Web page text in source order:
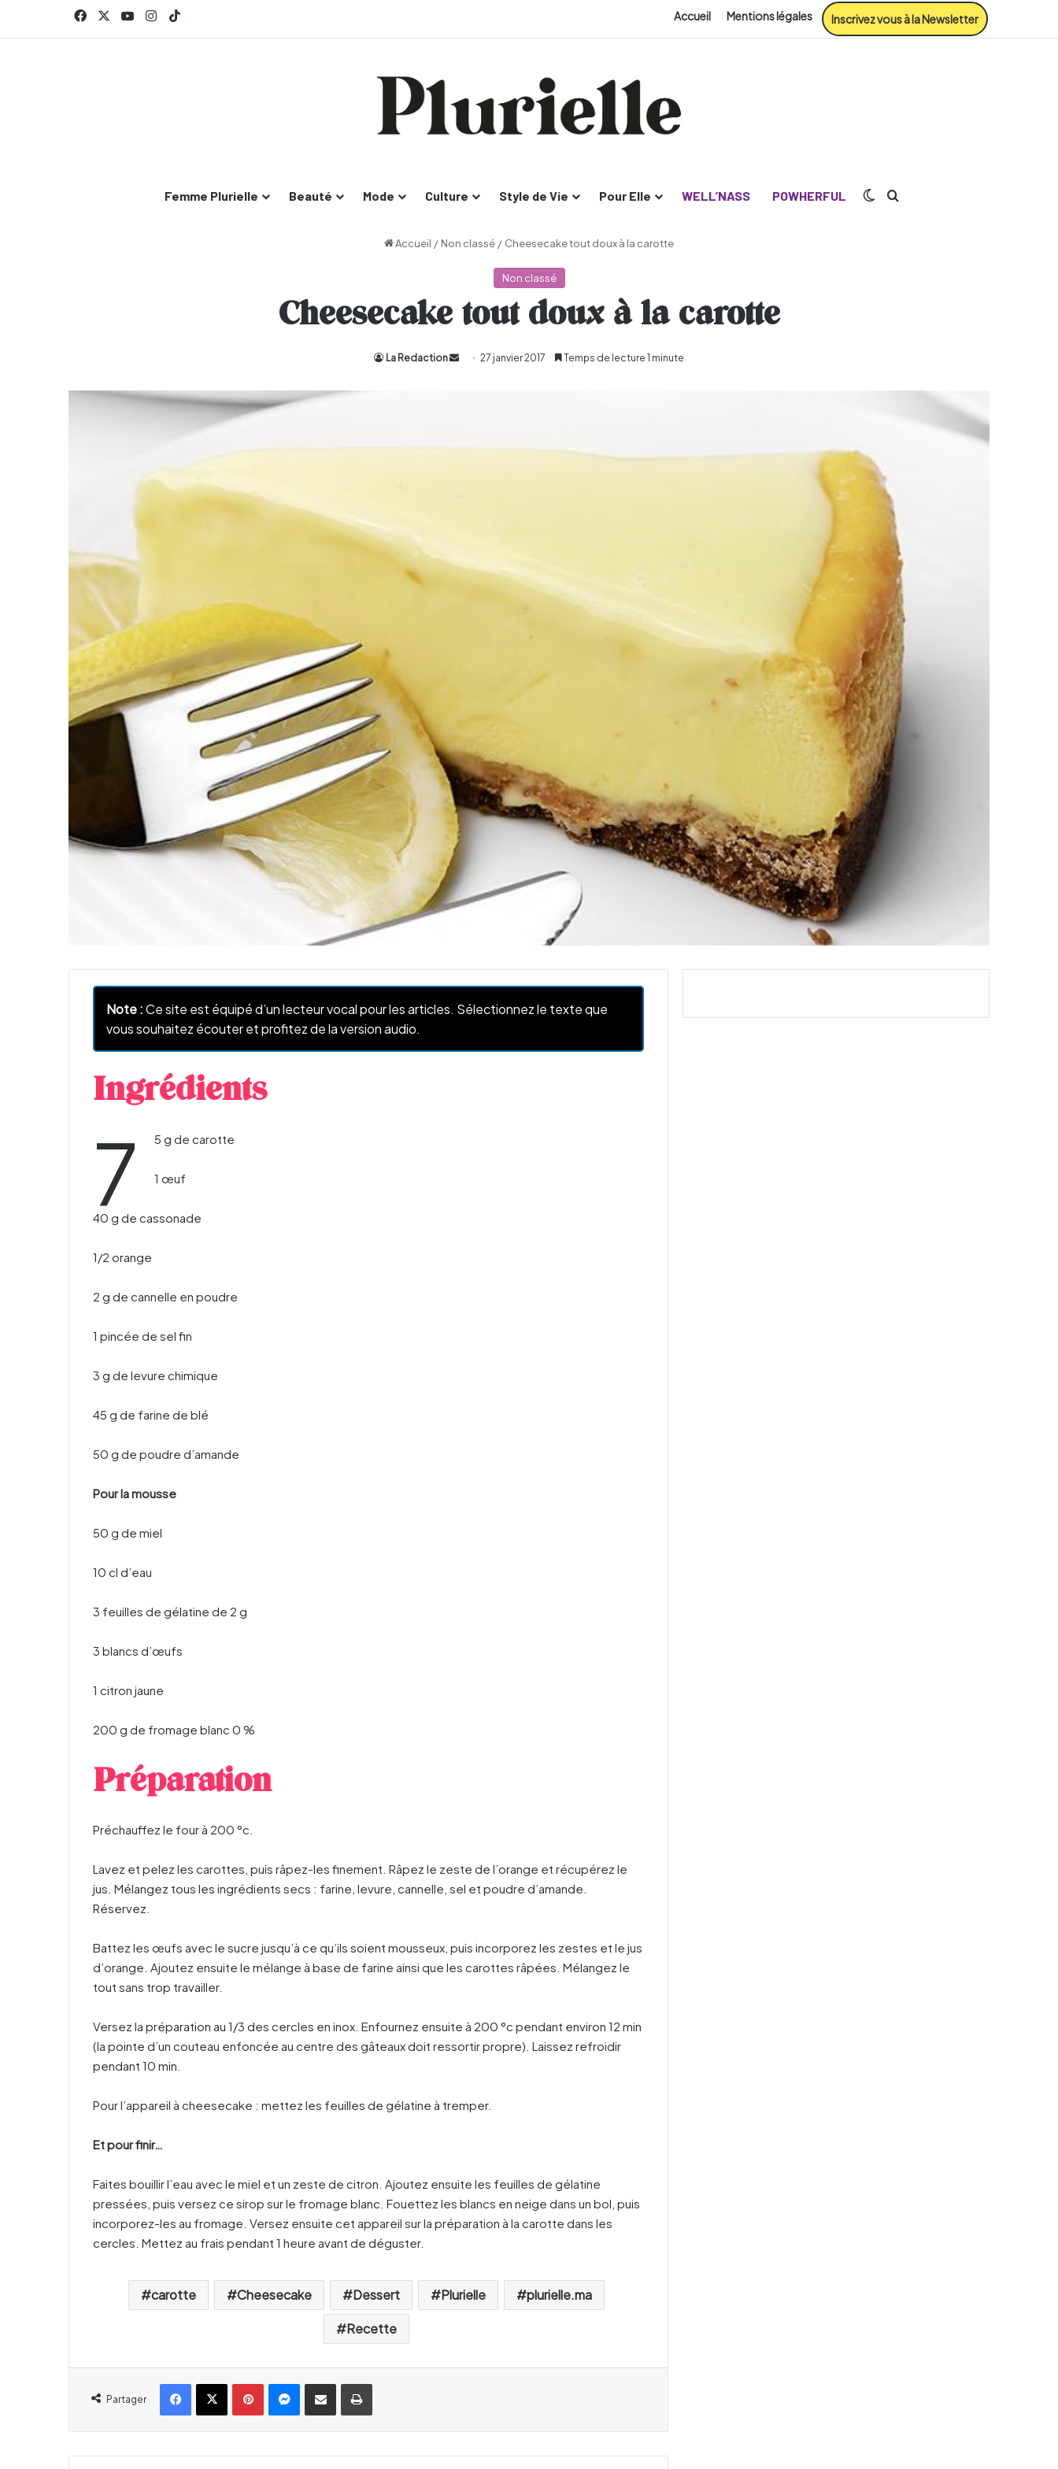
FacebookYouTubeInstagram Accueil Mentions légales Inscrivez vous à la Newsletter
Femme Plurielle Beauté Mode Culture Style de Vie Pour Elle WELL’NASS POWHERFUL Switch skin
Accueil / Non classé / Cheesecake tout doux à la carotte
Non classé
Cheesecake tout doux à la carotte
La Redaction
Envoyer27 janvier 2017 Temps de lecture 1 minute
Note :Ce site est équipé d’un lecteur vocal pour les articles. Sélectionnez le texte que
vous souhaitez écouter et profitez de la version audio.
Ingrédients
7 5 g de carotte
1 œuf
40 g de cassonade
1/2 orange
2 g de cannelle en poudre
1 pincée de sel fin
3 g de levure chimique
45 g de farine de blé
50 g de poudre d’amande
Pour la mousse
50 g de miel
10 cl d’eau
3 feuilles de gélatine de 2 g
3 blancs d’œufs
1 citron jaune
200 g de fromage blanc 0 %
Préparation
Préchauffez le four à 200 °c.
Lavez et pelez les carottes, puis râpez-les finement. Râpez le zeste de l’orange et récupérez le
jus. Mélangez tous les ingrédients secs : farine, levure, cannelle, sel et poudre d’amande.
Réservez.
Battez les œufs avec le sucre jusqu’à ce qu’ils soient mousseux, puis incorporez les zestes et le jus
d’orange. Ajoutez ensuite le mélange à base de farine ainsi que les carottes râpées. Mélangez le
tout sans trop travailler.
Versez la préparation au 1/3 des cercles en inox. Enfournez ensuite à 200 °c pendant environ 12 min
(la pointe d’un couteau enfoncée au centre des gâteaux doit ressortir propre). Laissez refroidir
pendant 10 min.
Pour l’appareil à cheesecake : mettez les feuilles de gélatine à tremper.
Et pour finir…
Faites bouillir l’eau avec le miel et un zeste de citron. Ajoutez ensuite les feuilles de gélatine
pressées, puis versez ce sirop sur le fromage blanc. Fouettez les blancs en neige dans un bol, puis
incorporez-les au fromage. Versez ensuite cet appareil sur la préparation à la carotte dans les
cercles. Mettez au frais pendant 1 heure avant de déguster.
carotte Cheesecake Dessert Plurielle plurielle.ma
Recette
Partager
Facebook X